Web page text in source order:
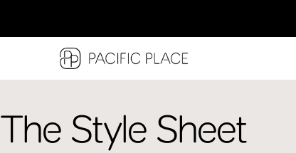
The Style Sheet